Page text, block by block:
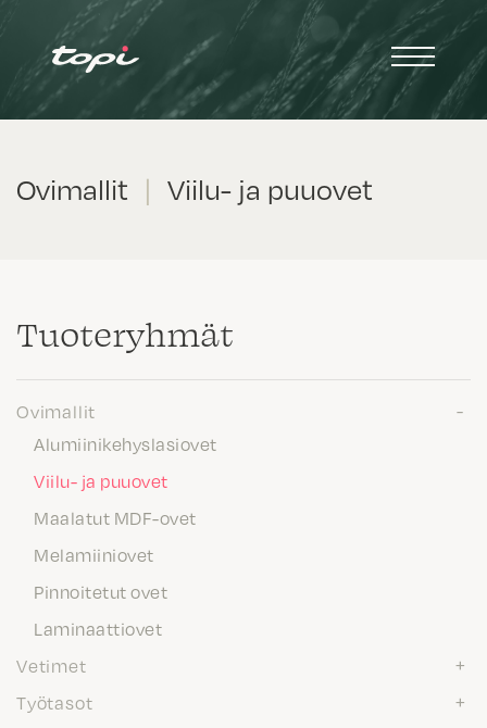
Ovimallit | Viilu- ja puuovet
Tuote­ryhmät
Ovimallit
Alumiinikehyslasiovet
Viilu- ja puuovet
Maalatut MDF-ovet
Melamiiniovet
Pinnoitetut ovet
Laminaattiovet
Vetimet
Työtasot